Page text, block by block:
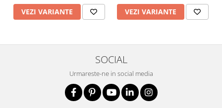
Accesorii pentru lustruire
Accesorii pentru slefuire
Varfuri si discuri diamantate
Fierastraie si circulare electrice
Iluminat si electrice
Masini de amestecat si vopsit
Masini de gaurit si insurubat
VEZI VARIANTE VEZI VARIANTE
SOCIAL
Urmareste-ne in social media